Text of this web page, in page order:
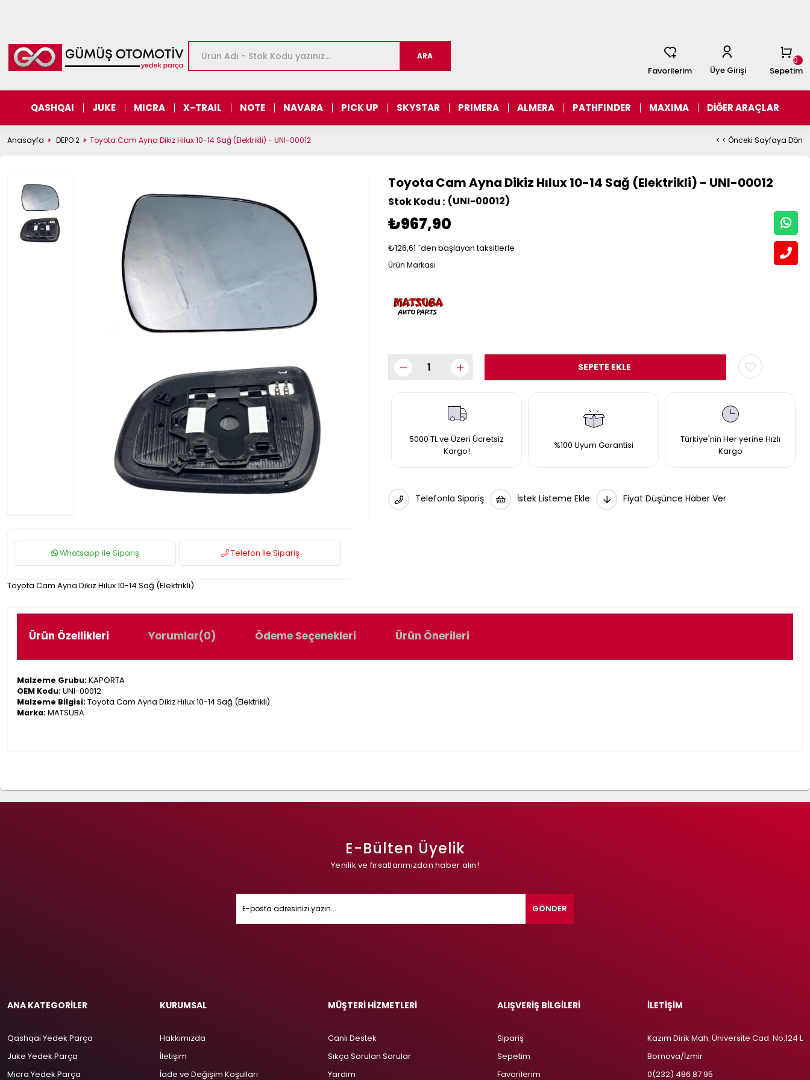
Sepetim
0
Favorilerim
Üye Girişi
QASHQAI JUKE MICRA X-TRAIL NOTE NAVARA PICK UP SKYSTAR PRIMERA ALMERA PATHFINDER MAXIMA DİĞER ARAÇLAR
Anasayfa DEPO 2 Toyota Cam Ayna Dikiz Hılux 10-14 Sağ (Elektrikli) - UNI-00012 < < Önceki Sayfaya Dön
Whatsapp ile Sipariş Telefon İle Sipariş
Toyota Cam Ayna Dikiz Hılux 10-14 Sağ (Elektrikli)
Toyota Cam Ayna Dikiz Hılux 10-14 Sağ (Elektrikli) - UNI-00012
(UNI-00012)
₺967,90
₺126,61 `den başlayan taksitlerle
5000 TL ve Üzeri Ücretsiz
Kargo!
%100 Uyum Garantisi
Türkiye'nin Her yerine Hızlı
Kargo
Telefonla Sipariş İstek Listeme Ekle Fiyat Düşünce Haber Ver
Ürün Özellikleri Yorumlar(0) Ödeme Seçenekleri Ürün Önerileri
Malzeme Grubu:KAPORTA
OEM Kodu:UNI-00012
Malzeme Bilgisi:Toyota Cam Ayna Dikiz Hılux 10-14 Sağ (Elektrikli)
Marka:MATSUBA
E-Bülten Üyelik
Yenilik ve fırsatlarımızdan haber alın!
GÖNDER
ANA KATEGORİLER
Qashqai Yedek Parça
Juke Yedek Parça
Micra Yedek Parça
KURUMSAL
Hakkımızda
İletişim
İade ve Değişim Koşulları
MÜŞTERİ HİZMETLERİ
Canlı Destek
Sıkça Sorulan Sorular
Yardım
ALIŞVERİŞ BİLGİLERİ
Sipariş
Sepetim
Favorilerim
İLETİŞİM
Kazım Dirik Mah. Üniversite Cad. No:124 L
Bornova/İzmir
0(232) 486 87 95